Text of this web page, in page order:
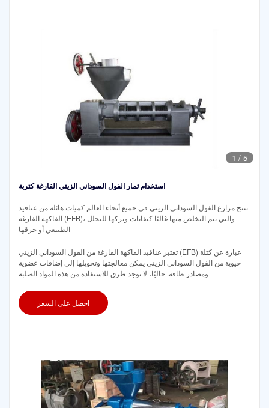
1 / 5
استخدام ثمار الفول السوداني الزيتي الفارغة كتربة
تنتج مزارع الفول السوداني الزيتي في جميع أنحاء العالم كميات هائلة من عناقيد
الفاكهة الفارغة (EFB)، والتي يتم التخلص منها غالبًا كنفايات وتركها للتحلل
الطبيعي أو حرقها
تعتبر عناقيد الفاكهة الفارغة من الفول السوداني الزيتي (EFB) عبارة عن كتلة
حيوية من الفول السوداني الزيتي يمكن معالجتها وتحويلها إلى إضافات عضوية
ومصادر طاقة. حاليًا، لا توجد طرق للاستفادة من هذه المواد الصلبة
احصل على السعر